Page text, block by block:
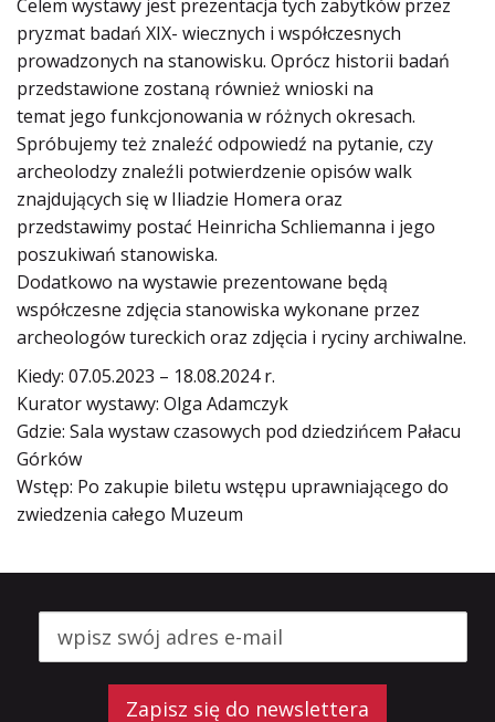
Celem wystawy jest prezentacja tych zabytków przez
pryzmat badań XIX- wiecznych i współczesnych
prowadzonych na stanowisku. Oprócz historii badań
przedstawione zostaną również wnioski na
temat jego funkcjonowania w różnych okresach.
Spróbujemy też znaleźć odpowiedź na pytanie, czy
archeolodzy znaleźli potwierdzenie opisów walk
znajdujących się w Iliadzie Homera oraz
przedstawimy postać Heinricha Schliemanna i jego
poszukiwań stanowiska.
Dodatkowo na wystawie prezentowane będą
współczesne zdjęcia stanowiska wykonane przez
archeologów tureckich oraz zdjęcia i ryciny archiwalne.
Kiedy: 07.05.2023 – 18.08.2024 r.
Kurator wystawy: Olga Adamczyk
Gdzie: Sala wystaw czasowych pod dziedzińcem Pałacu
Górków
Wstęp: Po zakupie biletu wstępu uprawniającego do
zwiedzenia całego Muzeum
Zapisz się do newslettera